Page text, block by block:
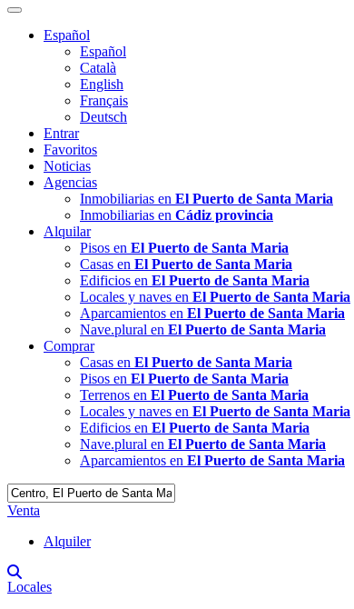
Español
Español
Català
English
Français
Deutsch
Entrar
Favoritos
Noticias
Agencias
Inmobiliarias en El Puerto de Santa Maria
Inmobiliarias en Cádiz provincia
Alquilar
Pisos en El Puerto de Santa Maria
Casas en El Puerto de Santa Maria
Edificios en El Puerto de Santa Maria
Locales y naves en El Puerto de Santa Maria
Aparcamientos en El Puerto de Santa Maria
Nave.plural en El Puerto de Santa Maria
Comprar
Casas en El Puerto de Santa Maria
Pisos en El Puerto de Santa Maria
Terrenos en El Puerto de Santa Maria
Locales y naves en El Puerto de Santa Maria
Edificios en El Puerto de Santa Maria
Nave.plural en El Puerto de Santa Maria
Aparcamientos en El Puerto de Santa Maria
Venta
Alquiler
Locales